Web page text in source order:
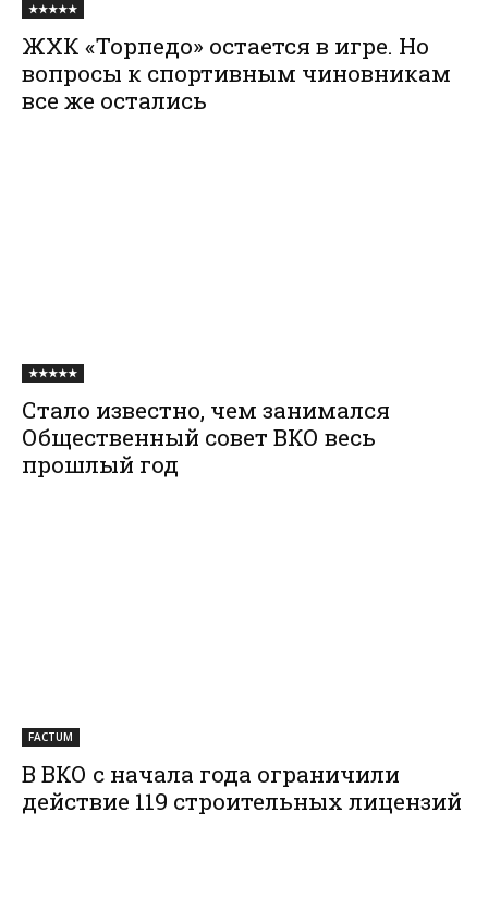
★★★★★
ЖХК «Торпедо» остается в игре. Но
вопросы к спортивным чиновникам
все же остались
★★★★★
Стало известно, чем занимался
Общественный совет ВКО весь
прошлый год
FACTUM
В ВКО с начала года ограничили
действие 119 строительных лицензий